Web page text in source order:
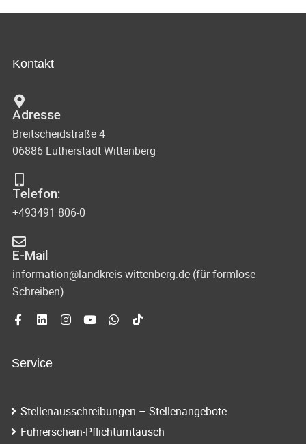
Kontakt
Adresse
Breitscheidstraße 4
06886 Lutherstadt Wittenberg
Telefon:
+493491 806-0
E-Mail
information@landkreis-wittenberg.de (für formlose
Schreiben)
Service
Stellenausschreibungen – Stellenangebote
Führerschein-Pflichtumtausch